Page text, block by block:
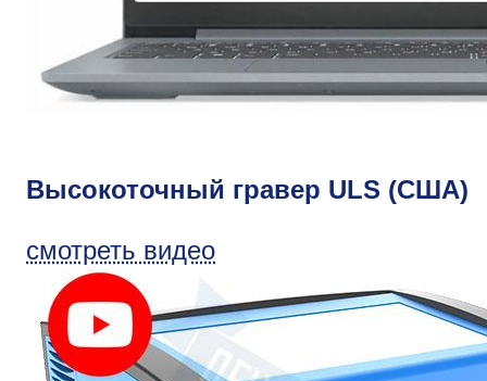
Высокоточный гравер ULS (США)
смотреть видео